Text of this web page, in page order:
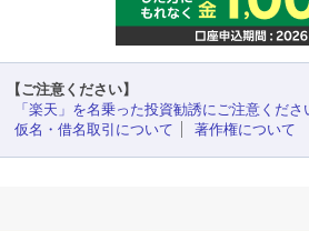
【ご注意ください】
「楽天」を名乗った投資勧誘にご注意くださ
仮名・借名取引について
著作権について